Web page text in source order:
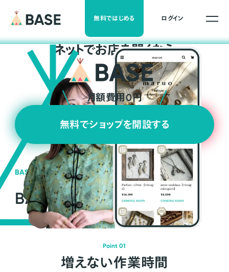
無料ではじめる ログイン
ネットでお店を開くなら
月額費用0円
無料でショップを開設する
BASEの強み
BASEが強い3つの理由
Point 01
増えない作業時間